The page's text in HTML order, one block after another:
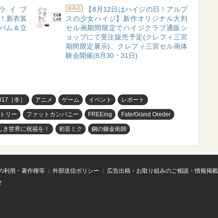
イブ
新衣装
ム＆立
新商品
【8月12日はハイジの日！アルプ
スの少女ハイジ】新作オリジナル大判
セル画期間限定でハイジクラブ通販シ
ョップにて受注販売予定(クレフィ三宮
期間限定展示)、クレフィ三宮セル画体
験会開催(8月30・31日)
［冬］ アニメ ゲーム イベント レポート
リー ファットカンパニー FREEing Fate/Grand Oreder
き世界に祝福を！ 初音ミク 鋼の錬金術師
利用・著作権等 外部送信ポリシー
広告出稿・お取り組みのご相談・情報掲